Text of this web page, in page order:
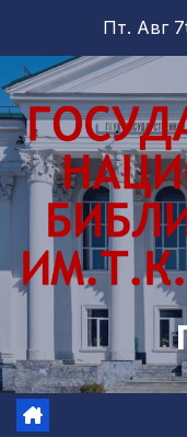
содержимому
Пт. Авг